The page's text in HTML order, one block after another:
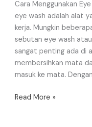
Cara Menggunakan
eye wash adalah alat
kerja. Mungkin
sebutan eye wash
sangat penting ada di
membersihkan mata
masuk ke mata.
Read More »